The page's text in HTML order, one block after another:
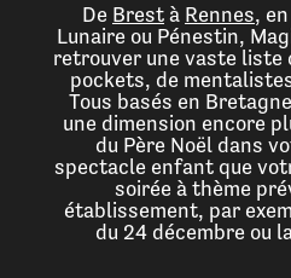
De Brestà Rennes,
Lunaire ou Pénestin,
retrouver une vaste liste
pockets, de
Tous basés en
une dimension encore
du Père Noël dans
spectacle enfant que
soirée à thème
établissement, par
du 24 décembre ou